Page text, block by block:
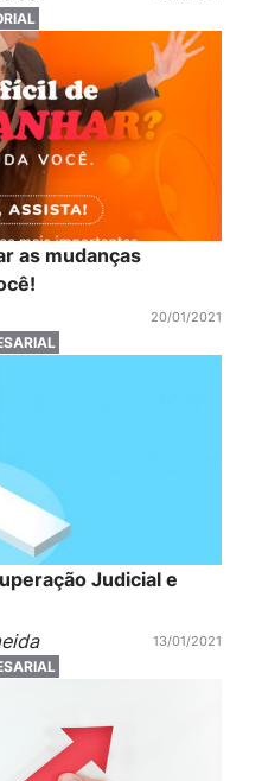
as mudanças
20/01/2021
Judicial e
13/01/2021